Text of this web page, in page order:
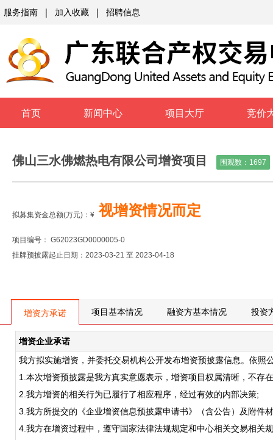
服务指南 | 加入收藏 | 招聘信息
首页 新闻中心 项目大厅 竞价
佛山三水佛燃热电有限公司增资项目 围观数： 1697
拟募集资金总额(万元)： ¥ 视增资情况而定
项目编号： G62023GD0000005-0
挂牌预披露起止日期：2023-03-21 至 2023-04-18
增资方承诺 项目基本情况 融资方基本情况 投资
增资企业承诺
我方拟实施增资，并委托交易机构公开发布增资预披露信息。依照
1.本次增资预披露是我方真实意愿表示，增资项目权属清晰，不存
2.我方增资的相关行为已履行了相应程序，经过有效的内部决策;
3.我方所提交的《企业增资信息预披露申请书》（含公告）及附件
4.我方在增资过程中，遵守国家法律法规规定和中心相关交易相关